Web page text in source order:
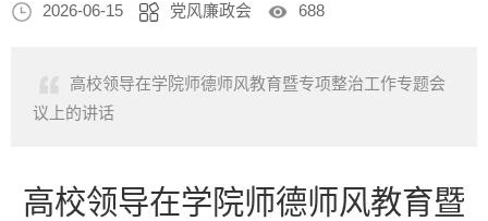
2026-06-15 党风廉政会 688
高校领导在学院师德师风教育暨专项整治工作专题会
议上的讲话
高校领导在学院师德师风教育暨